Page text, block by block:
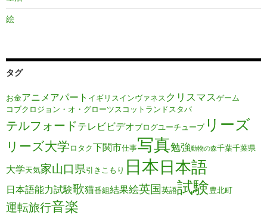
絵
タグ
お金アニメ アパート イギリスインヴァネス クリスマスゲーム
コブクロジョン・オ・グローツスコットランドスタバ
テルフォードテレビビデオブログユーチューブ リーズ
リーズ大学ロタク下関市仕事写真勉強動物の森千葉千葉県
大学天気家山口県引きこもり 日本日本語
日本語能力試験歌猫番組結果絵英国英語試験豊北町
運転旅行音楽